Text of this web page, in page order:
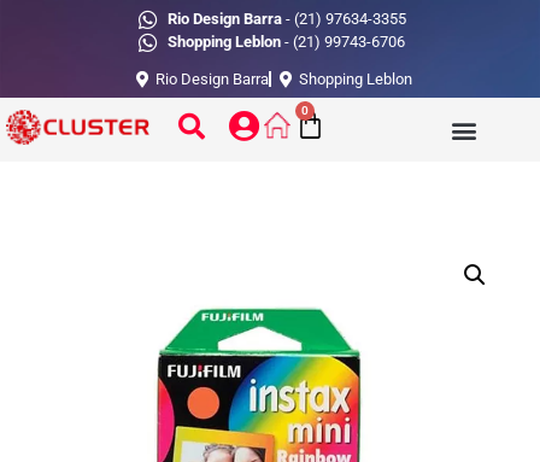
Rio Design Barra- (21) 97634-3355
Shopping Leblon - (21) 99743-6706
Rio Design Barra Shopping Leblon
0